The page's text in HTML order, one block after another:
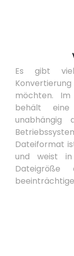
Es gibt
möchten.
behält
unabhängig
Dateiformat
und weist